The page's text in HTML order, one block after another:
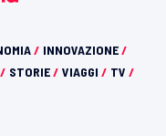
/ INNOVAZIONE/
/ STORIE/ VIAGGI / TV /